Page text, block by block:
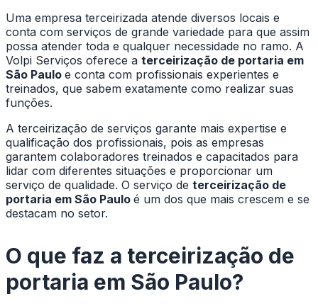
Uma empresa terceirizada atende diversos locais e
conta com serviços de grande variedade para que assim
possa atender toda e qualquer necessidade no ramo. A
Volpi Serviços oferece a terceirização de portaria em
São Paulo e conta com profissionais experientes e
treinados, que sabem exatamente como realizar suas
funções.
A terceirização de serviços garante mais expertise e
qualificação dos profissionais, pois as empresas
garantem colaboradores treinados e capacitados para
lidar com diferentes situações e proporcionar um
serviço de qualidade. O serviço de terceirização de
portaria em São Paulo é um dos que mais crescem e se
destacam no setor.
O que faz a terceirização de
portaria em São Paulo?